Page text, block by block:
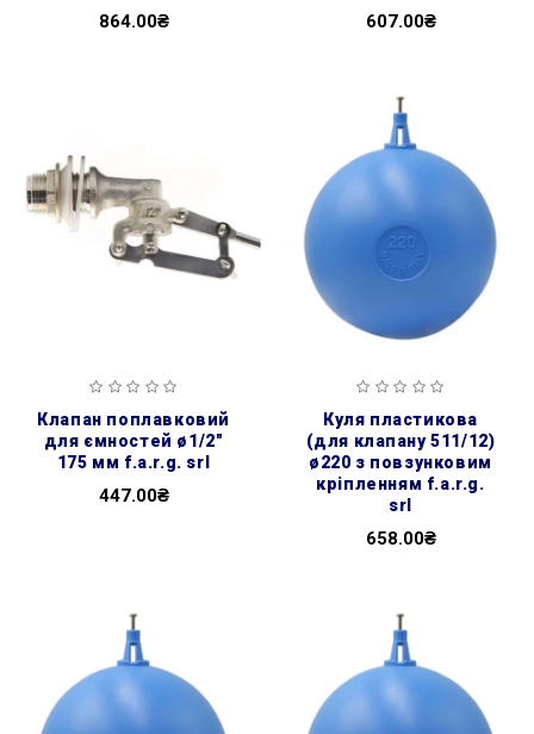
864.00₴ 607.00₴
клапан поплавковий
для ємностей ø1/2″
175 мм f.a.r.g. srl
447.00₴
куля пластикова
(для клапану 511/12)
ø220 з повзунковим
кріпленням f.a.r.g.
srl
658.00₴